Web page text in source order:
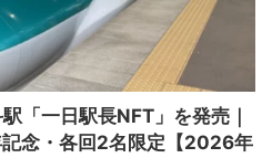
「一日駅長NFT」を発売｜
念・各回2名限定【2026年